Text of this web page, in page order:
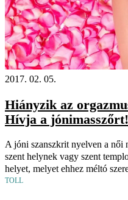
2017. 02. 05.
Hiányzik az
Hívja a jónimasszőrt!
A jóni szanszkrit nyelven a női
szent helynek vagy szent
helyet, melyet ehhez méltó
TOLL